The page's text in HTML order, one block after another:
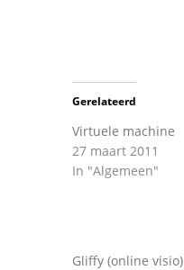
Gerelateerd
Virtuele machine
27 maart 2011
In "Algemeen"
Gliffy (online visio)